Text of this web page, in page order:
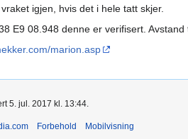
igjen, hvis det i hele tatt skjer.
E9 08.948 denne er verifisert.
marion.asp
5. jul. 2017 kl. 13:44.
Forbehold Mobilvisning